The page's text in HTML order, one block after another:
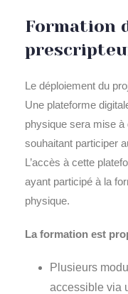
Formation
Le déploiement du
Une plateforme
physique sera mise
souhaitant participer
L’accès à cette
ayant participé à la
physique.
La formation est
Plusieurs
accessible via